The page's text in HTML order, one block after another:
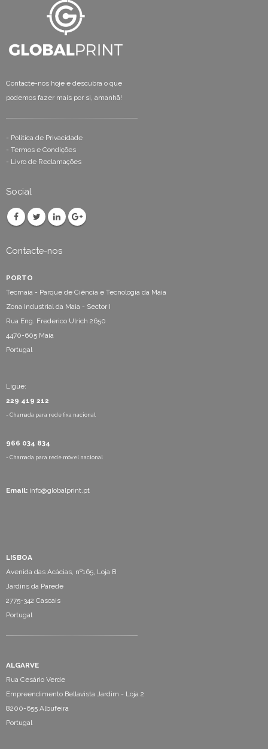
Contacte-nos hoje e descubra o que
podemos fazer mais por si, amanhã!
- Política de Privacidade
- Termos e Condições
- Livro de Reclamações
Social
Contacte-nos
PORTO
Tecmaia - Parque de Ciência e Tecnologia da Maia
Zona Industrial da Maia - Sector I
Rua Eng. Frederico Ulrich 2650
4470-605 Maia
Portugal
Ligue:
229 419 212
- Chamada para rede fixa nacional
966 034 834
- Chamada para rede móvel nacional
Email: info@globalprint.pt
LISBOA
Avenida das Acácias, nº165, Loja B
Jardins da Parede
2775-342 Cascais
Portugal
ALGARVE
Rua Cesário Verde
Empreendimento Bellavista Jardim - Loja 2
8200-655 Albufeira
Portugal